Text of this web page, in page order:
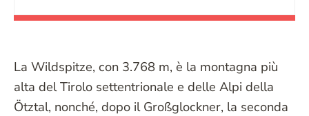
La Wildspitze, con 3.768 m, è la montagna più
alta del Tirolo settentrionale e delle Alpi della
Ötztal, nonché, dopo il Großglockner, la seconda